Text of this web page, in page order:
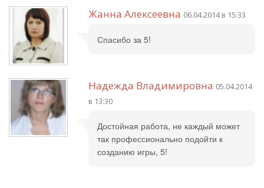
Жанна Алексеевна 06.04.2014 в 15:33
Спасибо за 5!
Надежда Владимировна 05.04.2014
в 13:30
Достойная работа, не каждый может
так профессионально подойти к
созданию игры, 5!